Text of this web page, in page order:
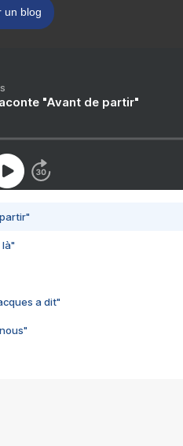
un blog
"Avant de partir"
là"
a dit"